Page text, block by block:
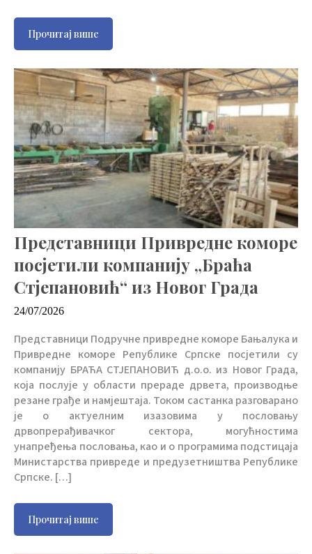
Прочитај више
Представници Привредне коморе
посјетили компанију „Браћа
Стјепановић“ из Новог Града
24/07/2026
Представници Подручне привредне коморе Бањалука и
Привредне коморе Републике Српске посјетили су
компанију БРАЋА СТЈЕПАНОВИЋ д.о.о. из Новог Града,
која послује у области прераде дрвета, производње
резане грађе и намјештаја. Током састанка разговарано
је о актуелним изазовима у пословању
дрвопрерађивачког сектора, могућностима
унапређења пословања, као и о програмима подстицаја
Министарства привреде и предузетништва Републике
Српске. […]
Прочитај више